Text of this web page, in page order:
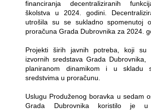
financiranja decentraliziranih
školstva u 2024. godini.
utrošila su se sukladno spomenutoj
proračuna Grada Dubrovnika za 2024.
Projekti širih javnih potreba, koji su
izvornih sredstava Grada Dubrovnika,
planiranom dinamikom i u skladu
sredstvima u proračunu.
Uslugu Produženog boravka u sedam
Grada Dubrovnika koristilo je u